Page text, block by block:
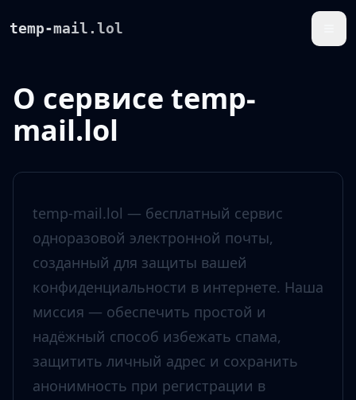
temp-mail.lol
О сервисе temp-
mail.lol
temp-mail.lol — бесплатный сервис
одноразовой электронной почты,
созданный для защиты вашей
конфиденциальности в интернете. Наша
миссия — обеспечить простой и
надёжный способ избежать спама,
защитить личный адрес и сохранить
анонимность при регистрации в